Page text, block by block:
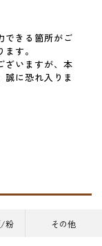
できる箇所がご
す。
ざいますが、本
誠に恐れ入りま
/粉 その他